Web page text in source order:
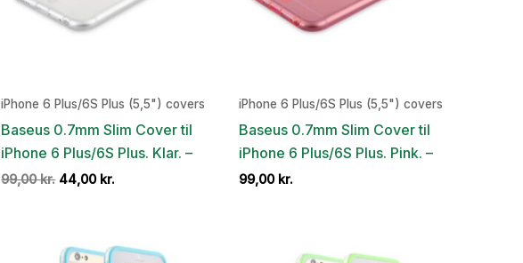
iPhone 6 Plus/6S Plus (5,5") covers
Baseus 0.7mm Slim Cover til
iPhone 6 Plus/6S Plus. Klar. –
99,00kr. Den
99,00 kr..
44,00 kr.
44,00 kr..
iPhone 6 Plus/6S Plus (5,5") covers
Baseus 0.7mm Slim Cover til
iPhone 6 Plus/6S Plus. Pink. –
99,00 kr.